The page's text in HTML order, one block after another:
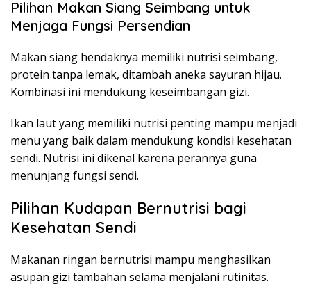
Pilihan Makan Siang Seimbang untuk
Menjaga Fungsi Persendian
Makan siang hendaknya memiliki nutrisi seimbang,
protein tanpa lemak, ditambah aneka sayuran hijau.
Kombinasi ini mendukung keseimbangan gizi.
Ikan laut yang memiliki nutrisi penting mampu menjadi
menu yang baik dalam mendukung kondisi kesehatan
sendi. Nutrisi ini dikenal karena perannya guna
menunjang fungsi sendi.
Pilihan Kudapan Bernutrisi bagi
Kesehatan Sendi
Makanan ringan bernutrisi mampu menghasilkan
asupan gizi tambahan selama menjalani rutinitas.